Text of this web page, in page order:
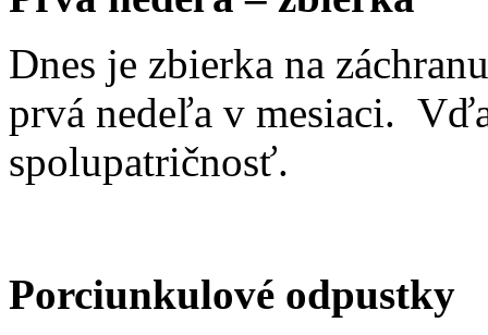
Dnes je zbierka na
prvá nedeľa v mesiaci.
spolupatričnosť.
Porciunkulové odpustky